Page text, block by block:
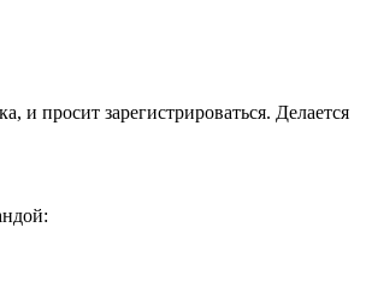
и просит зарегистрироваться. Делается